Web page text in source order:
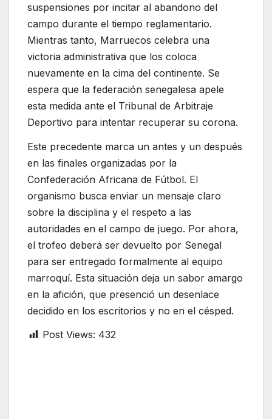
suspensiones por incitar al abandono del
campo durante el tiempo reglamentario.
Mientras tanto, Marruecos celebra una
victoria administrativa que los coloca
nuevamente en la cima del continente. Se
espera que la federación senegalesa apele
esta medida ante el Tribunal de Arbitraje
Deportivo para intentar recuperar su corona.
Este precedente marca un antes y un después
en las finales organizadas por la
Confederación Africana de Fútbol. El
organismo busca enviar un mensaje claro
sobre la disciplina y el respeto a las
autoridades en el campo de juego. Por ahora,
el trofeo deberá ser devuelto por Senegal
para ser entregado formalmente al equipo
marroquí. Esta situación deja un sabor amargo
en la afición, que presenció un desenlace
decidido en los escritorios y no en el césped.
Post Views: 432